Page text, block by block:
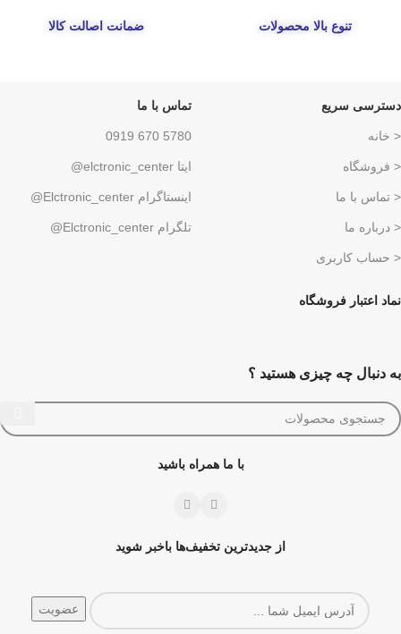
تنوع بالا محصولات ضمانت اصالت کالا
دسترسی سریع
< خانه
< فروشگاه
< تماس با ما
< درباره ما
< حساب کاربری
تماس با ما
5780 670 0919
ایتا elctronic_center@
اینستاگرام Elctronic_center@
تلگرام Elctronic_center@
نماد اعتبار فروشگاه
به دنبال چه چیزی هستید ؟
با ما همراه باشید
از جدیدترین تخفیف‌ها باخبر شوید